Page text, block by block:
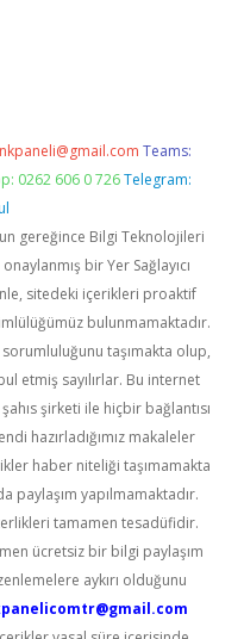
Teams:
0262 606 0 726 Telegram:
gereğince Bilgi Teknolojileri
bir Yer Sağlayıcı
sitedeki içerikleri proaktif
bulunmamaktadır.
taşımakta olup,
etmiş sayılırlar. Bu internet
şirketi ile hiçbir bağlantısı
hazırladığımız makaleler
haber niteliği taşımamakta
paylaşım yapılmamaktadır.
tamamen tesadüfidir.
ücretsiz bir bilgi paylaşım
aykırı olduğunu